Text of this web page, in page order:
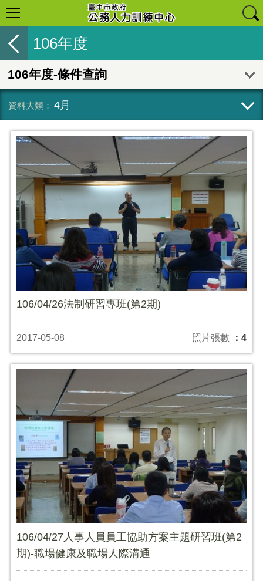
106年度
106年度-條件查詢
4月
106/04/26法制研習專班(第2期)
2017-05-08 照片張數 ：4
106/04/27人事人員員工協助方案主題研習班(第2
期)-職場健康及職場人際溝通